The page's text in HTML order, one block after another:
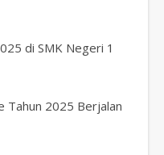
di SMK Negeri 1
Tahun 2025 Berjalan